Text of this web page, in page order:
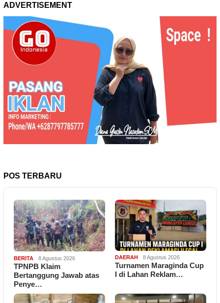
ADVERTISEMENT
POS TERBARU
BERITA 8 Agustus 2026
TPNPB Klaim
Bertanggung Jawab atas
Penye…
DAERAH 8 Agustus 2026
Turnamen Maraginda Cup
I di Lahan Reklam…